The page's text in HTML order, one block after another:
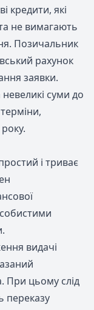
кредити, які
не вимагають
Позичальник
рахунок
заявки.
суми до
і триває
видачі
При цьому слід
переказу